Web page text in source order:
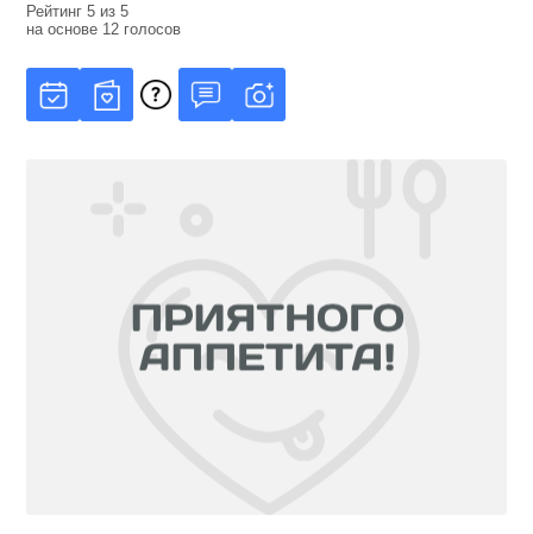
Рейтинг5 из5
на основе 12 голосов